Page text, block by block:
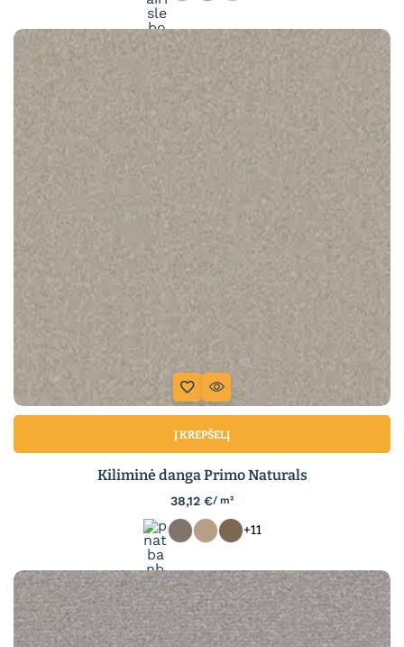
Į KREPŠELĮ
Kiliminė danga Primo Naturals
38,12 €/ m²
+11